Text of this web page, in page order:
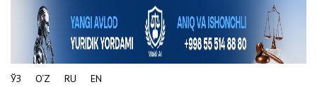
ЎЗ O‘Z RU EN